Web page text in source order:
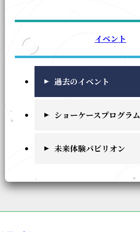
イベント
過去のイベント
ショーケースプログラム
未来体験パビリオン